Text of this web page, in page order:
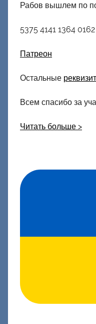
Рабов вышлем по
5375 4141 1364 0162
Патреон
Остальные
Всем спасибо за
Читать больше >